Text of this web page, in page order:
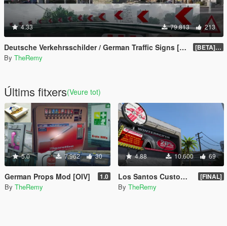
4.33 79.813 213
Deutsche Verkehrsschilder / German Traffic Signs [OIV] [BETA] 0.4
By TheRemy
Últims fitxers(Veure tot)
5.0 7.962 30
German Props Mod [OIV] 1.0
By TheRemy
4.88 10.600 69
Los Santos Customs zu A.T.U. Tuning Werkstätten/Workshops [OIV] [FINAL]
By TheRemy